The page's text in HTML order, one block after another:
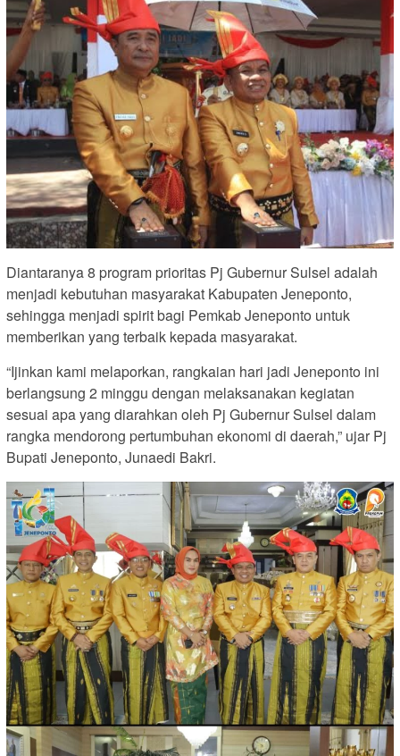
Diantaranya 8 program prioritas Pj Gubernur Sulsel adalah
menjadi kebutuhan masyarakat Kabupaten Jeneponto,
sehingga menjadi spirit bagi Pemkab Jeneponto untuk
memberikan yang terbaik kepada masyarakat.
“Ijinkan kami melaporkan, rangkaian hari jadi Jeneponto ini
berlangsung 2 minggu dengan melaksanakan kegiatan
sesuai apa yang diarahkan oleh Pj Gubernur Sulsel dalam
rangka mendorong pertumbuhan ekonomi di daerah,” ujar Pj
Bupati Jeneponto, Junaedi Bakri.